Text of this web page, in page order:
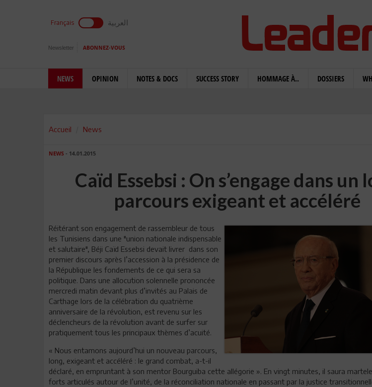
Français العربية
Newsletter ABONNEZ-VOUS
NEWS OPINION NOTES & DOCS SUCCESS STORY HOMMAGE À.. DOSSIERS
Accueil News
NEWS - 14.01.2015
Caïd Essebsi : On s’engage dans un
parcours exigeant et accéléré
Réitérant son engagement de rassembleur de tous
les Tunisiens dans une "union nationale indispensable
et salutaire", Béji Caïd Essebsi devait livrer dans son
premier discours après l’accession à la présidence de
la République les fondements de ce qui sera sa
politique. Dans une allocution solennelle prononcée
mercredi matin devant plus d’invités au Palais de
Carthage lors de la célébration du quatrième
anniversaire de la révolution, est revenu sur les
déclencheurs de la révolution avant de surfer sur
pratiquement tous les principaux thèmes d’acuité.
« Nous entamons aujourd’hui un nouveau parcours,
long, exigeant et accéléré : le grand combat, a-t-il
déclaré, en empruntant à son mentor Bourguiba cette allégorie ». En vingt minutes, il saura
forts articulés autour de l’unité, de la réconciliation nationale en passant par la justice